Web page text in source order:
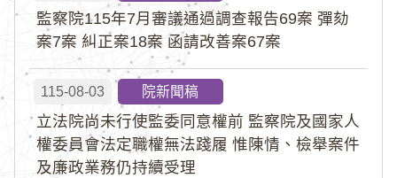
監察院115年7月審議通過調查報告69案 彈劾
案7案 糾正案18案 函請改善案67案
115-08-03 院新聞稿
立法院尚未行使監委同意權前 監察院及國家人
權委員會法定職權無法踐履 惟陳情、檢舉案件
及廉政業務仍持續受理